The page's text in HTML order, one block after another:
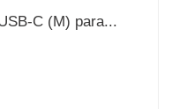
C (M) para...